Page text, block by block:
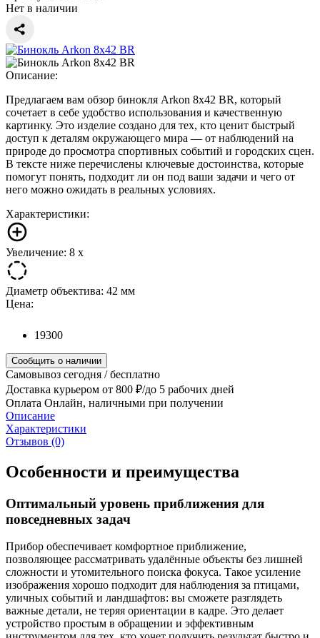
Нет в наличии
Описание:
Предлагаем вам обзор бинокля Arkon 8x42 BR, который
сочетает в себе удобство использования и качественную
картинку. Это изделие создано для тех, кто ценит быстрый
доступ к деталям окружающего мира — от наблюдений на
природе до просмотра спортивных событий и городских сцен.
В тексте ниже перечислены ключевые достоинства, которые
помогут понять, подходит ли он под ваши задачи и чего от
него можно ожидать в реальных условиях.
Характеристики:
Увеличение: 8 x
Диаметр объектива: 42 мм
Цена:
19300
Сообщить о наличии
Самовывоз сегодня / бесплатно
Доставка курьером от 800 ₽/до 5 рабочих дней
Оплата Онлайн, наличными при получении
Описание
Характеристики
Отзывов (0)
Особенности и преимущества
Оптимальный уровень приближения для
повседневных задач
Прибор обеспечивает комфортное приближение,
позволяющее рассматривать удалённые объекты без лишней
сложности и утомительного поиска фокуса. Такое усиление
изображения хорошо подходит для наблюдения за птицами,
уличных событий и ландшафтов: вы сможете разглядеть
важные детали, не теряя ориентации в кадре. Это делает
устройство простым в обращении и эффективным